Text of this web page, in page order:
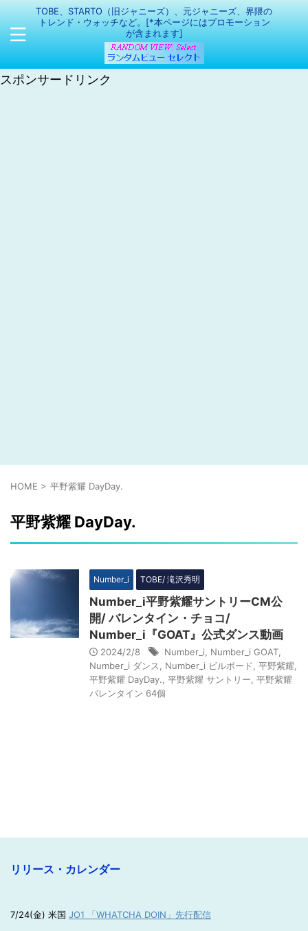
TOBE、STARTO（旧ジャニーズ）、元ジャニーズ、界隈の
トレンド・ウォッチなど。[*本ページにはプロモーション
が含まれます]
スポンサードリンク
HOME > 平野紫耀 DayDay.
平野紫耀 DayDay.
Number_i TOBE/ 滝沢秀明
Number_i平野紫耀サントリーCM公
開/ バレンタイン・チョコ/
Number_i『GOAT』公式ダンス動画
2024/2/8 Number_i Number_i GOAT
Number_i ダンス
Number_i ビルボード 平野紫耀
平野紫耀 DayDay. 平野紫耀 サントリー 平野紫耀
バレンタイン 64個
リリース・カレンダー
7/24(金) 米国 JO1 「WHATCHA DOIN」先行配信